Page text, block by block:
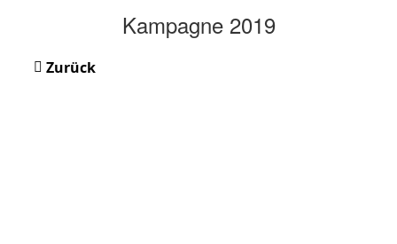
Kampagne 2019
Zurück